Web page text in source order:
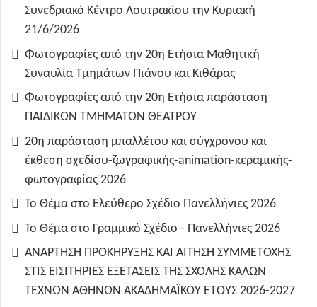
Συνεδριακό Κέντρο Λουτρακίου την Κυριακή
21/6/2026
Φωτογραφίες από την 20η Ετήσια Μαθητική
Συναυλία Τμημάτων Πιάνου και Κιθάρας
Φωτογραφίες από την 20η Ετήσια παράσταση
ΠΑΙΔΙΚΩΝ ΤΜΗΜΑΤΩΝ ΘΕΑΤΡΟΥ
20η παράσταση μπαλλέτου και σύγχρονου και
έκθεση σχεδίου-ζωγραφικής-animation-κεραμικής-
φωτογραφίας 2026
Το Θέμα στο Ελεύθερο Σχέδιο Πανελλήνιες 2026
Το Θέμα στο Γραμμικό Σχέδιο - Πανελλήνιες 2026
ΑΝΑΡΤΗΣΗ ΠΡΟΚΗΡΥΞΗΣ ΚΑΙ ΑΙΤΗΣΗ ΣΥΜΜΕΤΟΧΗΣ
ΣΤΙΣ ΕΙΣΙΤΗΡΙΕΣ ΕΞΕΤΑΣΕΙΣ ΤΗΣ ΣΧΟΛΗΣ ΚΑΛΩΝ
ΤΕΧΝΩΝ ΑΘΗΝΩΝ ΑΚΑΔΗΜΑΪΚΟΥ ΕΤΟΥΣ 2026-2027